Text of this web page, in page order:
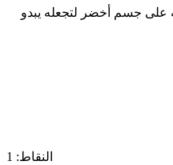
على جسم أخضر لتجعله يبدو
النقاط: 1